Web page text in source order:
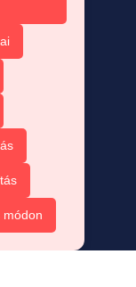
módon